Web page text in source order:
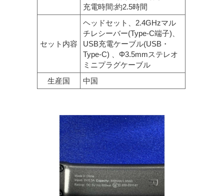
充電時間:約2.5時間
セット内容
ヘッドセット、2.4GHzマル
チレシーバー(Type-C端子)、
USB充電ケーブル(USB・
Type-C) 、Φ3.5mmステレオ
ミニプラグケーブル
生産国
中国